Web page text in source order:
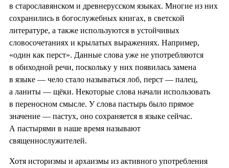
в старославянском и древнерусском языках. Многие из них
сохранились в богослужебных книгах, в светской
литературе, а также используются в устойчивых
словосочетаниях и крылатых выражениях. Например,
«один как перст». Данные слова уже не употребляются
в обиходной речи, поскольку у них появилась замена
в языке — чело стало называться лоб, перст — палец,
а ланиты — щёки. Некоторые слова начали использовать
в переносном смысле. У слова пастырь было прямое
значение — пастух, оно сохраняется в языке сейчас.
А пастырями в наше время называют
священнослужителей.
Хотя историзмы и архаизмы из активного употребления